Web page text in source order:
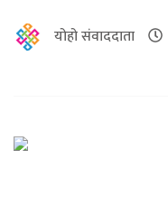
योहो संवाददाता